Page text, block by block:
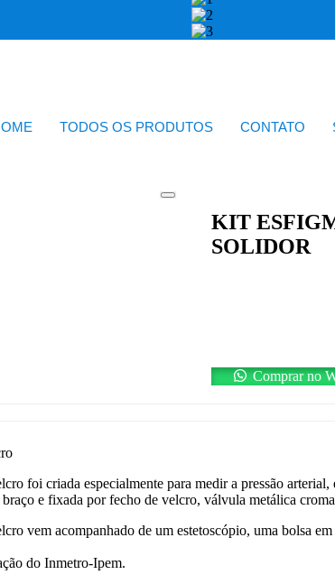
TODOS OS PRODUTOS CONTATO
KIT
SOLIDOR
Comprar no
foi criada especialmente para medir a pressão
e fixada por fecho de velcro, válvula metálica
vem acompanhado de um estetoscópio, uma bolsa
do Inmetro-Ipem.